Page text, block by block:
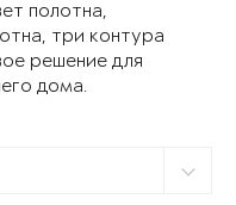
полотна,
три контура
решение для
дома.